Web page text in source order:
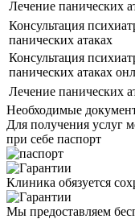
Лечение панических
Консультация
панических атаках
Консультация
панических атаках
Лечение панических
Необходимые
Для получения услуг
при себе паспорт
Клиника обязуется
Мы предоставляем